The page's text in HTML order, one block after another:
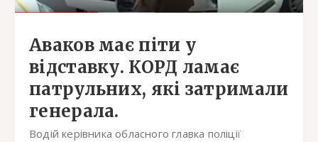
Аваков має піти у
відставку. КОРД ламає
патрульних, які затримали
генерала.
Водій керівника обласного главка поліції